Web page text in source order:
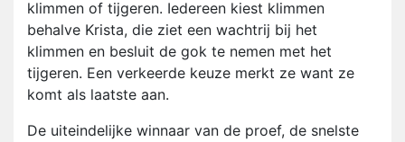
klimmen of tijgeren. Iedereen kiest klimmen
behalve Krista, die ziet een wachtrij bij het
klimmen en besluit de gok te nemen met het
tijgeren. Een verkeerde keuze merkt ze want ze
komt als laatste aan.
De uiteindelijke winnaar van de proef, de snelste